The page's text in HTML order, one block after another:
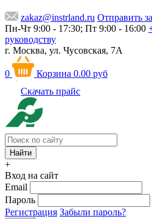
zakaz@instrland.ru Отправить
Пн-Чт 9:00 - 17:30; Пт 9:00 - 16:00
руководству
г. Москва, ул. Чусовская, 7А
0 Корзина 0.00 руб
Скачать прайс
+
Вход на сайт
Email
Пароль
Регистрация Забыли пароль?